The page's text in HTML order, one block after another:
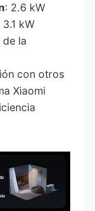
: 2.6 kW
3.1 kW
de la
con otros
Xiaomi